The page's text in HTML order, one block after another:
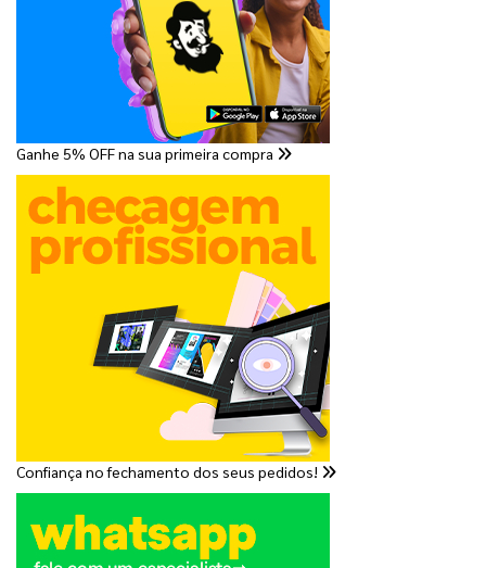
Ganhe 5% OFF na sua primeira compra
Confiança no fechamento dos seus pedidos!